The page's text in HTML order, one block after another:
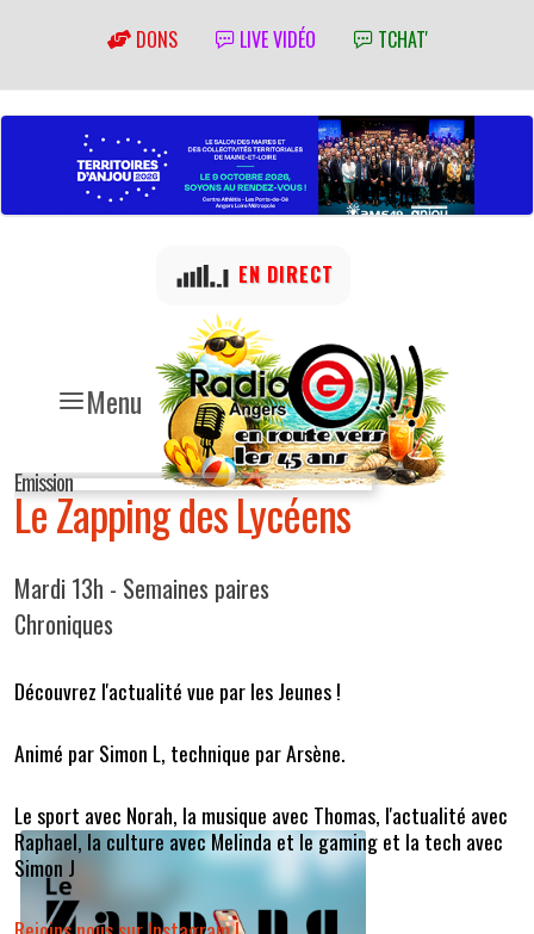
DONS LIVE VIDÉO TCHAT'
Menu
EN DIRECT
Emission
Le Zapping des Lycéens
Mardi 13h - Semaines paires
Chroniques
Découvrez l'actualité vue par les Jeunes !
Animé par Simon L, technique par Arsène.
Le sport avec Norah, la musique avec Thomas, l'actualité avec
Raphael, la culture avec Melinda et le gaming et la tech avec
Simon J